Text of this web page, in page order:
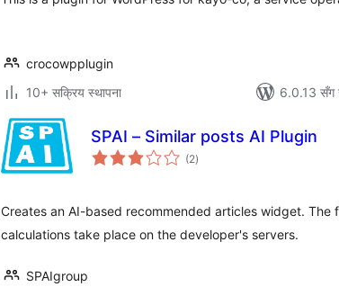
crocowpplugin
10+ सक्रिय स्थापना
6.0.13 सँग
SPAI – Similar posts AI Plugin
(2कुल
रेटिङ्गहरू
)
Creates an AI-based recommended articles widget. The
calculations take place on the developer's servers.
SPAIgroup